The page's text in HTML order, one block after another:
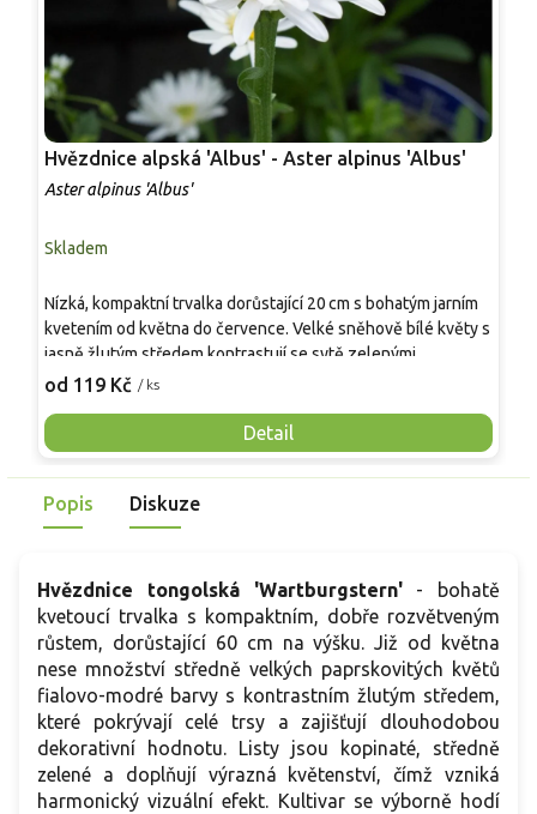
Hvězdnice alpská 'Albus' - Aster alpinus 'Albus'
Aster alpinus 'Albus'
Skladem
od 119 Kč / ks
Detail
Nízká, kompaktní trvalka dorůstající 20 cm s bohatým jarním
kvetením od května do července. Velké sněhově bílé květy s
jasně žlutým středem kontrastují se sytě zelenými
kopinatými listy a vytvářejí výrazný dekorativní efekt. Ideální
vhodné k řezu a rostlina láká opylovače.
Popis Diskuze
Hvězdnice tongolská 'Wartburgstern' - bohatě
kvetoucí trvalka s kompaktním, dobře rozvětveným
růstem, dorůstající 60 cm na výšku. Již od května
nese množství středně velkých paprskovitých květů
fialovo-modré barvy s kontrastním žlutým středem,
které pokrývají celé trsy a zajišťují dlouhodobou
dekorativní hodnotu. Listy jsou kopinaté, středně
zelené a doplňují výrazná květenství, čímž vzniká
harmonický vizuální efekt. Kultivar se výborně hodí